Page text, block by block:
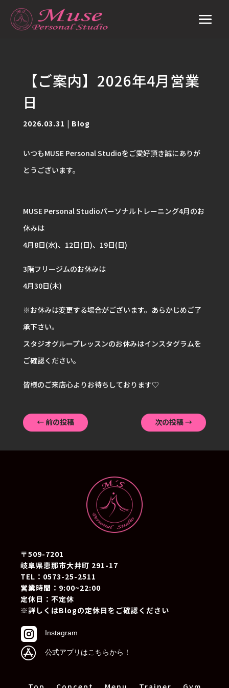
【ご案内】2026年4月営業
日
2026.03.31 | Blog
いつもMUSE Personal Studioをご愛好頂き誠にありが
とうございます。
MUSE Personal Studioパーソナルトレーニング4月のお
休みは
4月8日(水)、12日(日)、19日(日)
3階フリージムのお休みは
4月30日(木)
※お休みは変更する場合がございます。あらかじめご了
承下さい。
スタジオグループレッスンのお休みはインスタグラムを
ご確認ください。
皆様のご来店心よりお待ちしております♡
← 前の投稿 次の投稿→
〒509-7201
岐阜県恵那市大井町 291-17
TEL：0573-25-2511
営業時間：9:00~22:00
定休日：不定休
※詳しくはBlogの定休日をご確認ください
 Instagram
 公式アプリはこちらから！